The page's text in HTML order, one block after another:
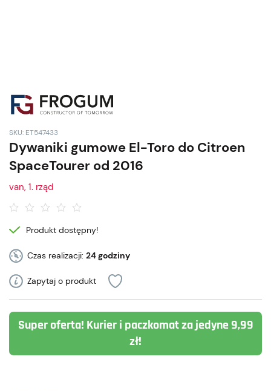
SKU: ET547433
Dywaniki gumowe El-Toro do Citroen
SpaceTourer od 2016
van, 1. rząd
Produkt dostępny!
Czas realizacji: 24 godziny
Zapytaj o produkt
Super oferta! Kurier i paczkomat za jedyne 9,99
zł!